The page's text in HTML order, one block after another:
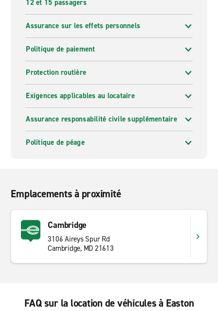
12 et 15 passagers
Assurance sur les effets personnels
Politique de paiement
Protection routière
Exigences applicables au locataire
Assurance responsabilité civile supplémentaire
Politique de péage
Emplacements à proximité
Cambridge
3106 Aireys Spur Rd
Cambridge, MD 21613
FAQ sur la location de véhicules à Easton